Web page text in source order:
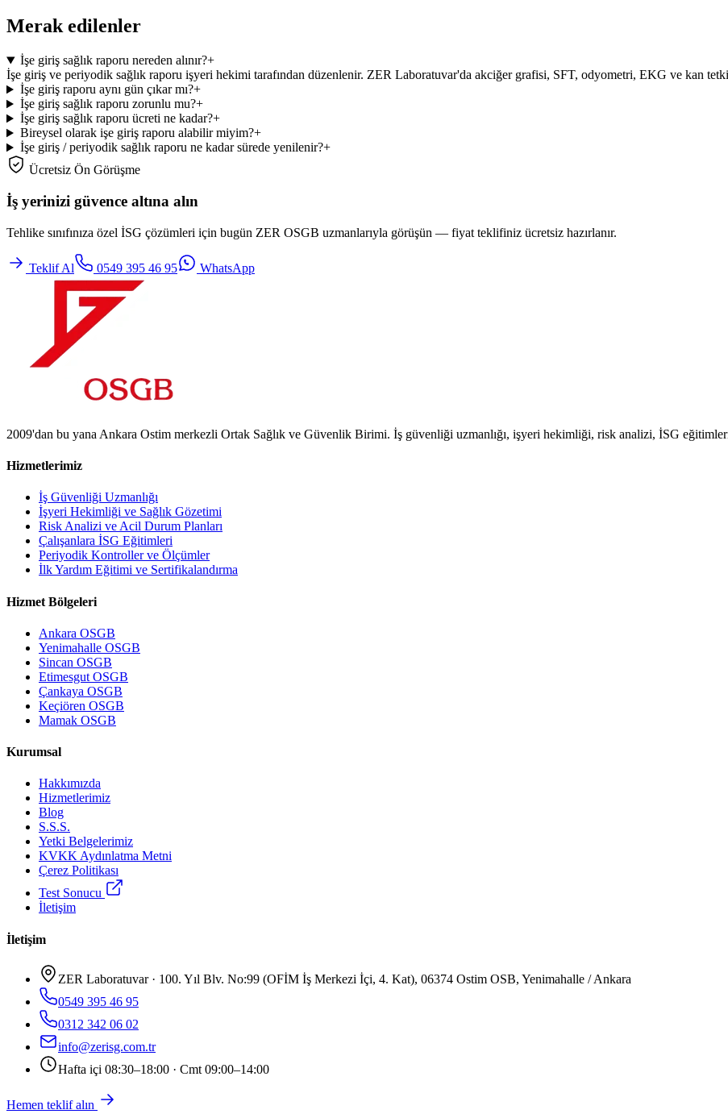
Merak edilenler
İşe giriş sağlık raporu nereden alınır?+
İşe giriş ve periyodik sağlık raporu işyeri hekimi tarafından düzenlenir. ZER Laboratuvar'da akciğer grafisi, SFT, odyometri, EKG ve kan
İşe giriş raporu aynı gün çıkar mı?+
İşe giriş sağlık raporu zorunlu mu?+
İşe giriş sağlık raporu ücreti ne kadar?+
Bireysel olarak işe giriş raporu alabilir miyim?+
İşe giriş / periyodik sağlık raporu ne kadar sürede yenilenir?+
Ücretsiz Ön Görüşme
İş yerinizi güvence altına alın
Tehlike sınıfınıza özel İSG çözümleri için bugün ZER OSGB uzmanlarıyla görüşün — fiyat teklifiniz ücretsiz hazırlanır.
Teklif Al 0549 395 46 95 WhatsApp
2009'dan bu yana Ankara Ostim merkezli Ortak Sağlık ve Güvenlik Birimi. İş güvenliği uzmanlığı, işyeri hekimliği, risk analizi, İSG
Hizmetlerimiz
İş Güvenliği Uzmanlığı
İşyeri Hekimliği ve Sağlık Gözetimi
Risk Analizi ve Acil Durum Planları
Çalışanlara İSG Eğitimleri
Periyodik Kontroller ve Ölçümler
İlk Yardım Eğitimi ve Sertifikalandırma
Hizmet Bölgeleri
Ankara OSGB
Yenimahalle OSGB
Sincan OSGB
Etimesgut OSGB
Çankaya OSGB
Keçiören OSGB
Mamak OSGB
Kurumsal
Hakkımızda
Hizmetlerimiz
Blog
S.S.S.
Yetki Belgelerimiz
KVKK Aydınlatma Metni
Çerez Politikası
Test Sonucu
İletişim
İletişim
ZER Laboratuvar · 100. Yıl Blv. No:99 (OFİM İş Merkezi İçi, 4. Kat), 06374 Ostim OSB, Yenimahalle / Ankara
0549 395 46 95
0312 342 06 02
info@zerisg.com.tr
Hafta içi 08:30–18:00 · Cmt 09:00–14:00
Hemen teklif alın